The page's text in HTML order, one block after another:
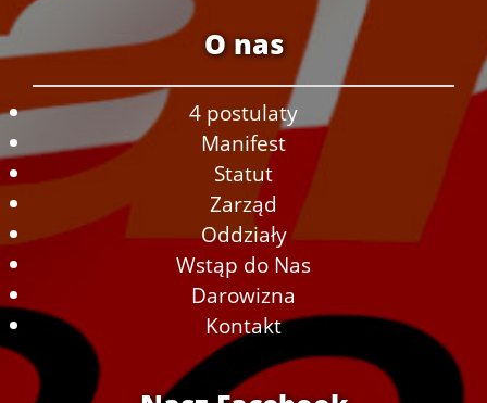
O nas
4 postulaty
Manifest
Statut
Zarząd
Oddziały
Wstąp do Nas
Darowizna
Kontakt